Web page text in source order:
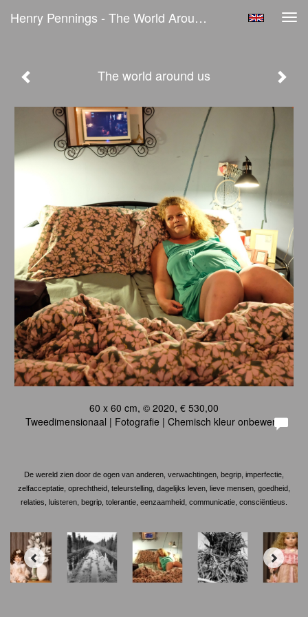
Henry Pennings - The World Around Us
The world around us
60 x 60 cm, © 2020, € 530,00
Tweedimensionaal | Fotografie | Chemisch kleur onbewerkt
De wereld zien door de ogen van anderen, verwachtingen, begrip, imperfectie,
zelfacceptatie, oprechtheid, teleurstelling, dagelijks leven, lieve mensen, goedheid,
relaties, luisteren, begrip, tolerantie, eenzaamheid, communicatie, consciëntieus.